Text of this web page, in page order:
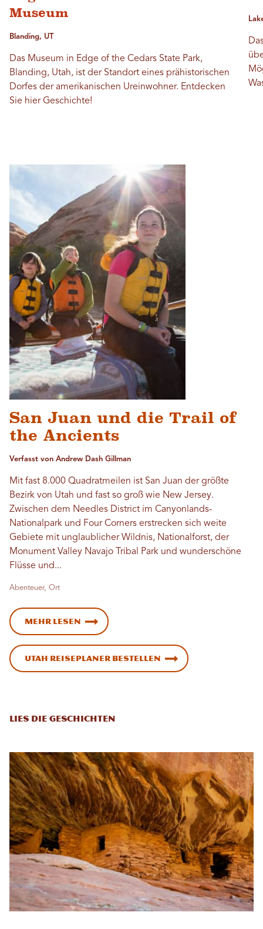
Museum
Blanding, UT
Das Museum in Edge of the Cedars State Park,
Blanding, Utah, ist der Standort eines prähistorischen
Dorfes der amerikanischen Ureinwohner. Entdecken
Sie hier Geschichte!
San Juan und die Trail of
the Ancients
Verfasst von Andrew Dash Gillman
Mit fast 8.000 Quadratmeilen ist San Juan der größte
Bezirk von Utah und fast so groß wie New Jersey.
Zwischen dem Needles District im Canyonlands-
Nationalpark und Four Corners erstrecken sich weite
Gebiete mit unglaublicher Wildnis, Nationalforst, der
Monument Valley Navajo Tribal Park und wunderschöne
Flüsse und...
Abenteuer, Ort
Mehr lesen
Utah Reiseplaner bestellen
Lies die Geschichten